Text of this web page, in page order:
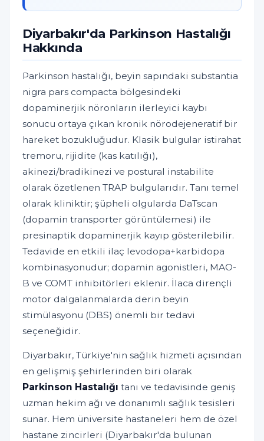
Diyarbakır'da Parkinson Hastalığı
Hakkında
Parkinson hastalığı, beyin sapındaki substantia
nigra pars compacta bölgesindeki
dopaminerjik nöronların ilerleyici kaybı
sonucu ortaya çıkan kronik nörodejeneratif bir
hareket bozukluğudur. Klasik bulgular istirahat
tremoru, rijidite (kas katılığı),
akinezi/bradikinezi ve postural instabilite
olarak özetlenen TRAP bulgularıdır. Tanı temel
olarak kliniktir; şüpheli olgularda DaTscan
(dopamin transporter görüntülemesi) ile
presinaptik dopaminerjik kayıp gösterilebilir.
Tedavide en etkili ilaç levodopa+karbidopa
kombinasyonudur; dopamin agonistleri, MAO-
B ve COMT inhibitörleri eklenir. İlaca dirençli
motor dalgalanmalarda derin beyin
stimülasyonu (DBS) önemli bir tedavi
seçeneğidir.
Diyarbakır, Türkiye'nin sağlık hizmeti açısından
en gelişmiş şehirlerinden biri olarak
Parkinson Hastalığı tanı ve tedavisinde geniş
uzman hekim ağı ve donanımlı sağlık tesisleri
sunar. Hem üniversite hastaneleri hem de özel
hastane zincirleri (Diyarbakır'da bulunan